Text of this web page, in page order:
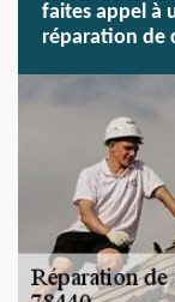
faites appel à
réparation de